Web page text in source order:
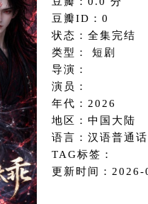
豆瓣ID：0
状态：全集完结
类型： 短剧
导演：
演员：
年代：2026
地区：中国大陆
语言：汉语普通话
TAG标签：
更新时间：